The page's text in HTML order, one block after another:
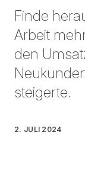
Finde
Arbeit
den
steigerte.
2. JULI 2024